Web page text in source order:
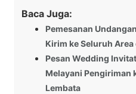
Baca Juga:
Pemesanan
Kirim ke Seluruh Area
Pesan Wedding
Melayani Pengiriman
Lembata